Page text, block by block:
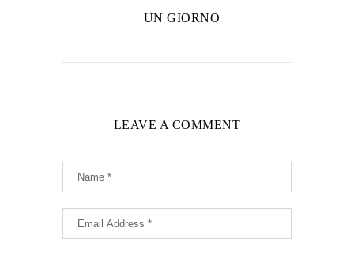
UN GIORNO
LEAVE A COMMENT